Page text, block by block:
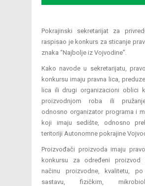
Pokrajinski sekretarijat za
raspisao je konkurs za sticanje
znaka “Najbolje iz Vojvodine”.
Kako navode u sekretarijatu,
konkursu imaju pravna lica,
lica ili drugi organizacioni oblici
proizvodnjom roba ili
odnosno organizator programa i
koji imaju sedište, odnosno
teritoriji Autonomne pokrajine
Proizvođači proizvoda imaju
konkursu za određeni
načinu proizvodne, kvalitetu, po
sastavu, fizičkim,